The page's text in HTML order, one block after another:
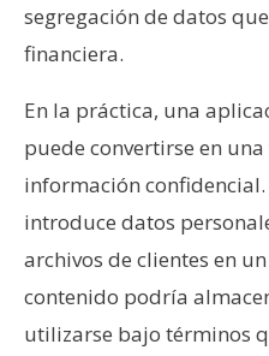
segregación de datos
financiera.
En la práctica, una
puede convertirse en
información
introduce datos
archivos de clientes en
contenido podría
utilizarse bajo términos